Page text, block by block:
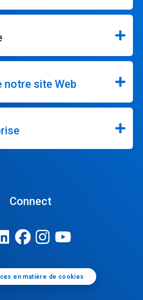
notre site Web
Connect
en matière de cookies